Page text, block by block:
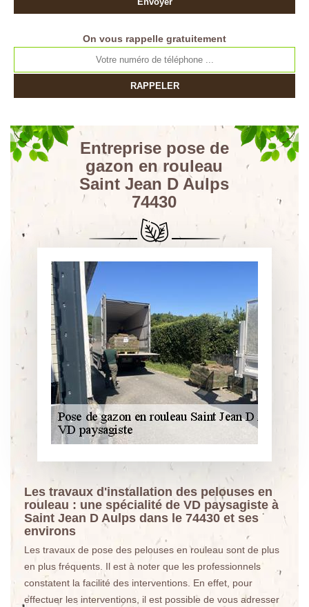
On vous rappelle gratuitement
Entreprise pose de
gazon en rouleau
Saint Jean D Aulps
74430
Les travaux d'installation des pelouses en
rouleau : une spécialité de VD paysagiste à
Saint Jean D Aulps dans le 74430 et ses
environs
Les travaux de pose des pelouses en rouleau sont de plus
en plus fréquents. Il est à noter que les professionnels
constatent la facilité des interventions. En effet, pour
effectuer les interventions, il est possible de vous adresser